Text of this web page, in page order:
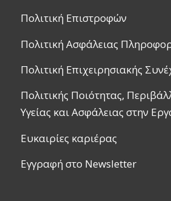
Πολιτική Επιστροφών
Πολιτική Ασφάλειας
Πολιτική Επιχειρησιακής
Πολιτικής Ποιότητας,
Υγείας και Ασφάλειας στην
Ευκαιρίες καριέρας
Εγγραφή στο Newsletter